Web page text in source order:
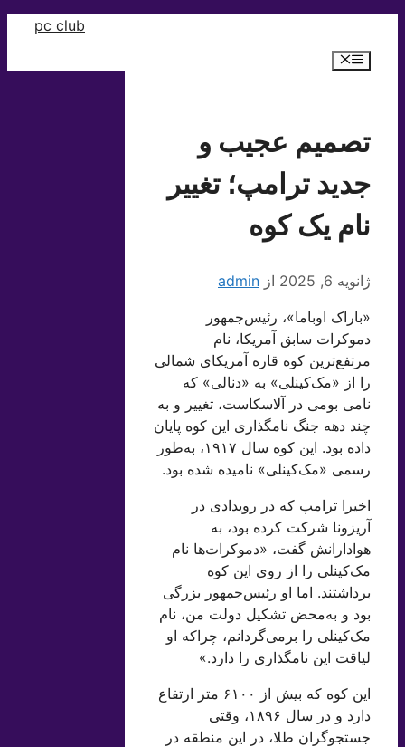
pc club
فهرست
تصمیم عجیب و
جدید ترامپ؛ تغییر
نام یک کوه
ژانویه 6, 2025 از admin
«باراک اوباما»، رئیس‌جمهور
دموکرات سابق آمریکا، نام
مرتفع‌ترین کوه قاره آمریکای شمالی
را از «مک‌کینلی» به «دنالی» که
نامی بومی در آلاسکاست، تغییر و به
چند دهه جنگ نامگذاری این کوه پایان
داده بود. این کوه سال ۱۹۱۷، به‌طور
رسمی «مک‌کینلی» نامیده شده بود.
اخیرا ترامپ که در رویدادی در
آریزونا شرکت کرده بود، به
هوادارانش گفت، «دموکرات‌ها نام
مک‌کینلی را از روی این کوه
برداشتند. اما او رئیس‌جمهور بزرگی
بود و به‌محض تشکیل دولت من، نام
مک‌کینلی را برمی‌گردانم، چراکه او
لیاقت این نامگذاری را دارد.»
این کوه که بیش از ۶۱۰۰ متر ارتفاع
دارد و در سال ۱۸۹۶،‌ وقتی
جستجوگران طلا، در این منطقه در